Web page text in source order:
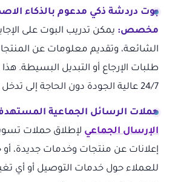
بوت دردشة ذكي مدعوم بالذكاء
مخصص: يمكن تدريب البوت على
الشائعة، وتقديم معلومات عن
طلبات الإرجاع أو التبديل البسيطة.
24/7 عالية الجودة دون الحاجة إلى تدخل بشري مستمر.
حملات الرسائل الجماعية
الإرسال الجماعي لإطلاق حملات
إعلانات عن منتجات وخدمات جديدة،
للعملاء حول خدمات التوصيل أو أي